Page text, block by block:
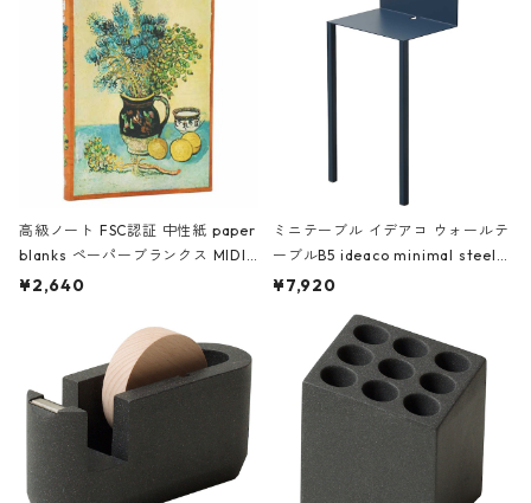
高級ノート FSC認証 中性紙 paper
blanks ペーパーブランクス MIDI
ハードカバー 罫線 ヴァン・ゴッホ
¥2,640
ミニテーブル イデアコ ウォールテ
ーブルB5 ideaco minimal steel f
urniture WALL Table B5 ネイビー
¥7,920